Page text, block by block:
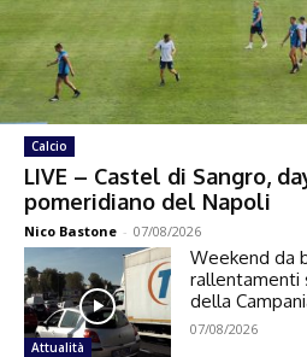
Calcio
LIVE – Castel di Sangro,
pomeridiano del Napoli
Nico Bastone - 07/08/2026
Attualità
Weekend da
rallentamenti
della
07/08/2026